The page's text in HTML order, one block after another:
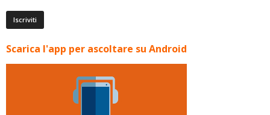
Scarica l'app per ascoltare su Android